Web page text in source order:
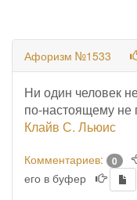
Афоризм №1533
Ни один человек
по-настоящему не
Клайв С. Льюис
Комментариев: 0
его в буфер